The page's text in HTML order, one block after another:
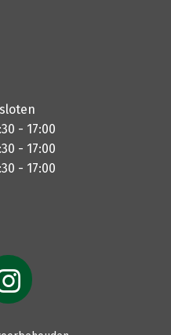
- 17:00
- 17:00
- 17:00